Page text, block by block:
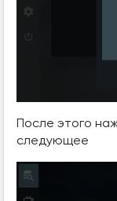
После этого
следующее